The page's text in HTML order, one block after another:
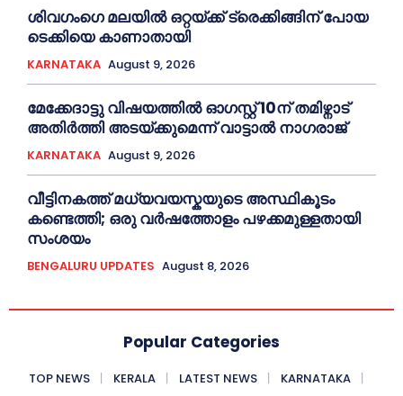
ശിവഗംഗെ മലയിൽ ഒറ്റയ്ക്ക് ട്രെക്കിങ്ങിന് പോയ
ടെക്കിയെ കാണാതായി
KARNATAKA August 9, 2026
മേക്കേദാട്ടു വിഷയത്തിൽ ഓഗസ്റ്റ് 10ന് തമിഴ്നാട്
അതിർത്തി അടയ്ക്കുമെന്ന് വാട്ടാൽ നാഗരാജ്
KARNATAKA August 9, 2026
വീട്ടിനകത്ത് മധ്യവയസ്കയുടെ അസ്ഥികൂടം
കണ്ടെത്തി; ഒരു വര്‍ഷത്തോളം പഴക്കമുള്ളതായി
സംശയം
BENGALURU UPDATES August 8, 2026
Popular Categories
TOP NEWS KERALA LATEST NEWS
KARNATAKA